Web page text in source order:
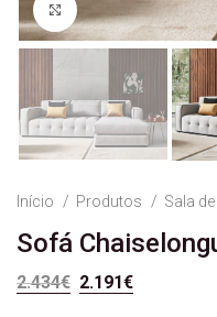
Ver Imagem
Início Produtos Sala
Sofá
2.434€ O preço
2.191€